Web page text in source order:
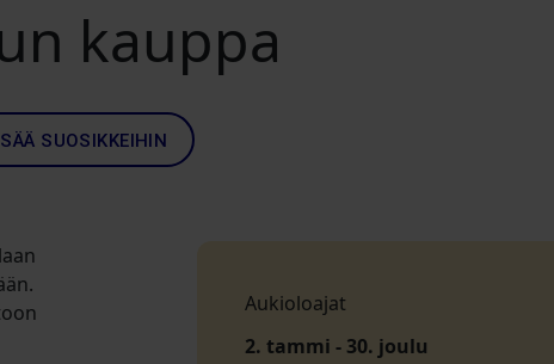
kauppa
SUOSIKKEIHIN
Aukioloajat
2. tammi - 30. joulu